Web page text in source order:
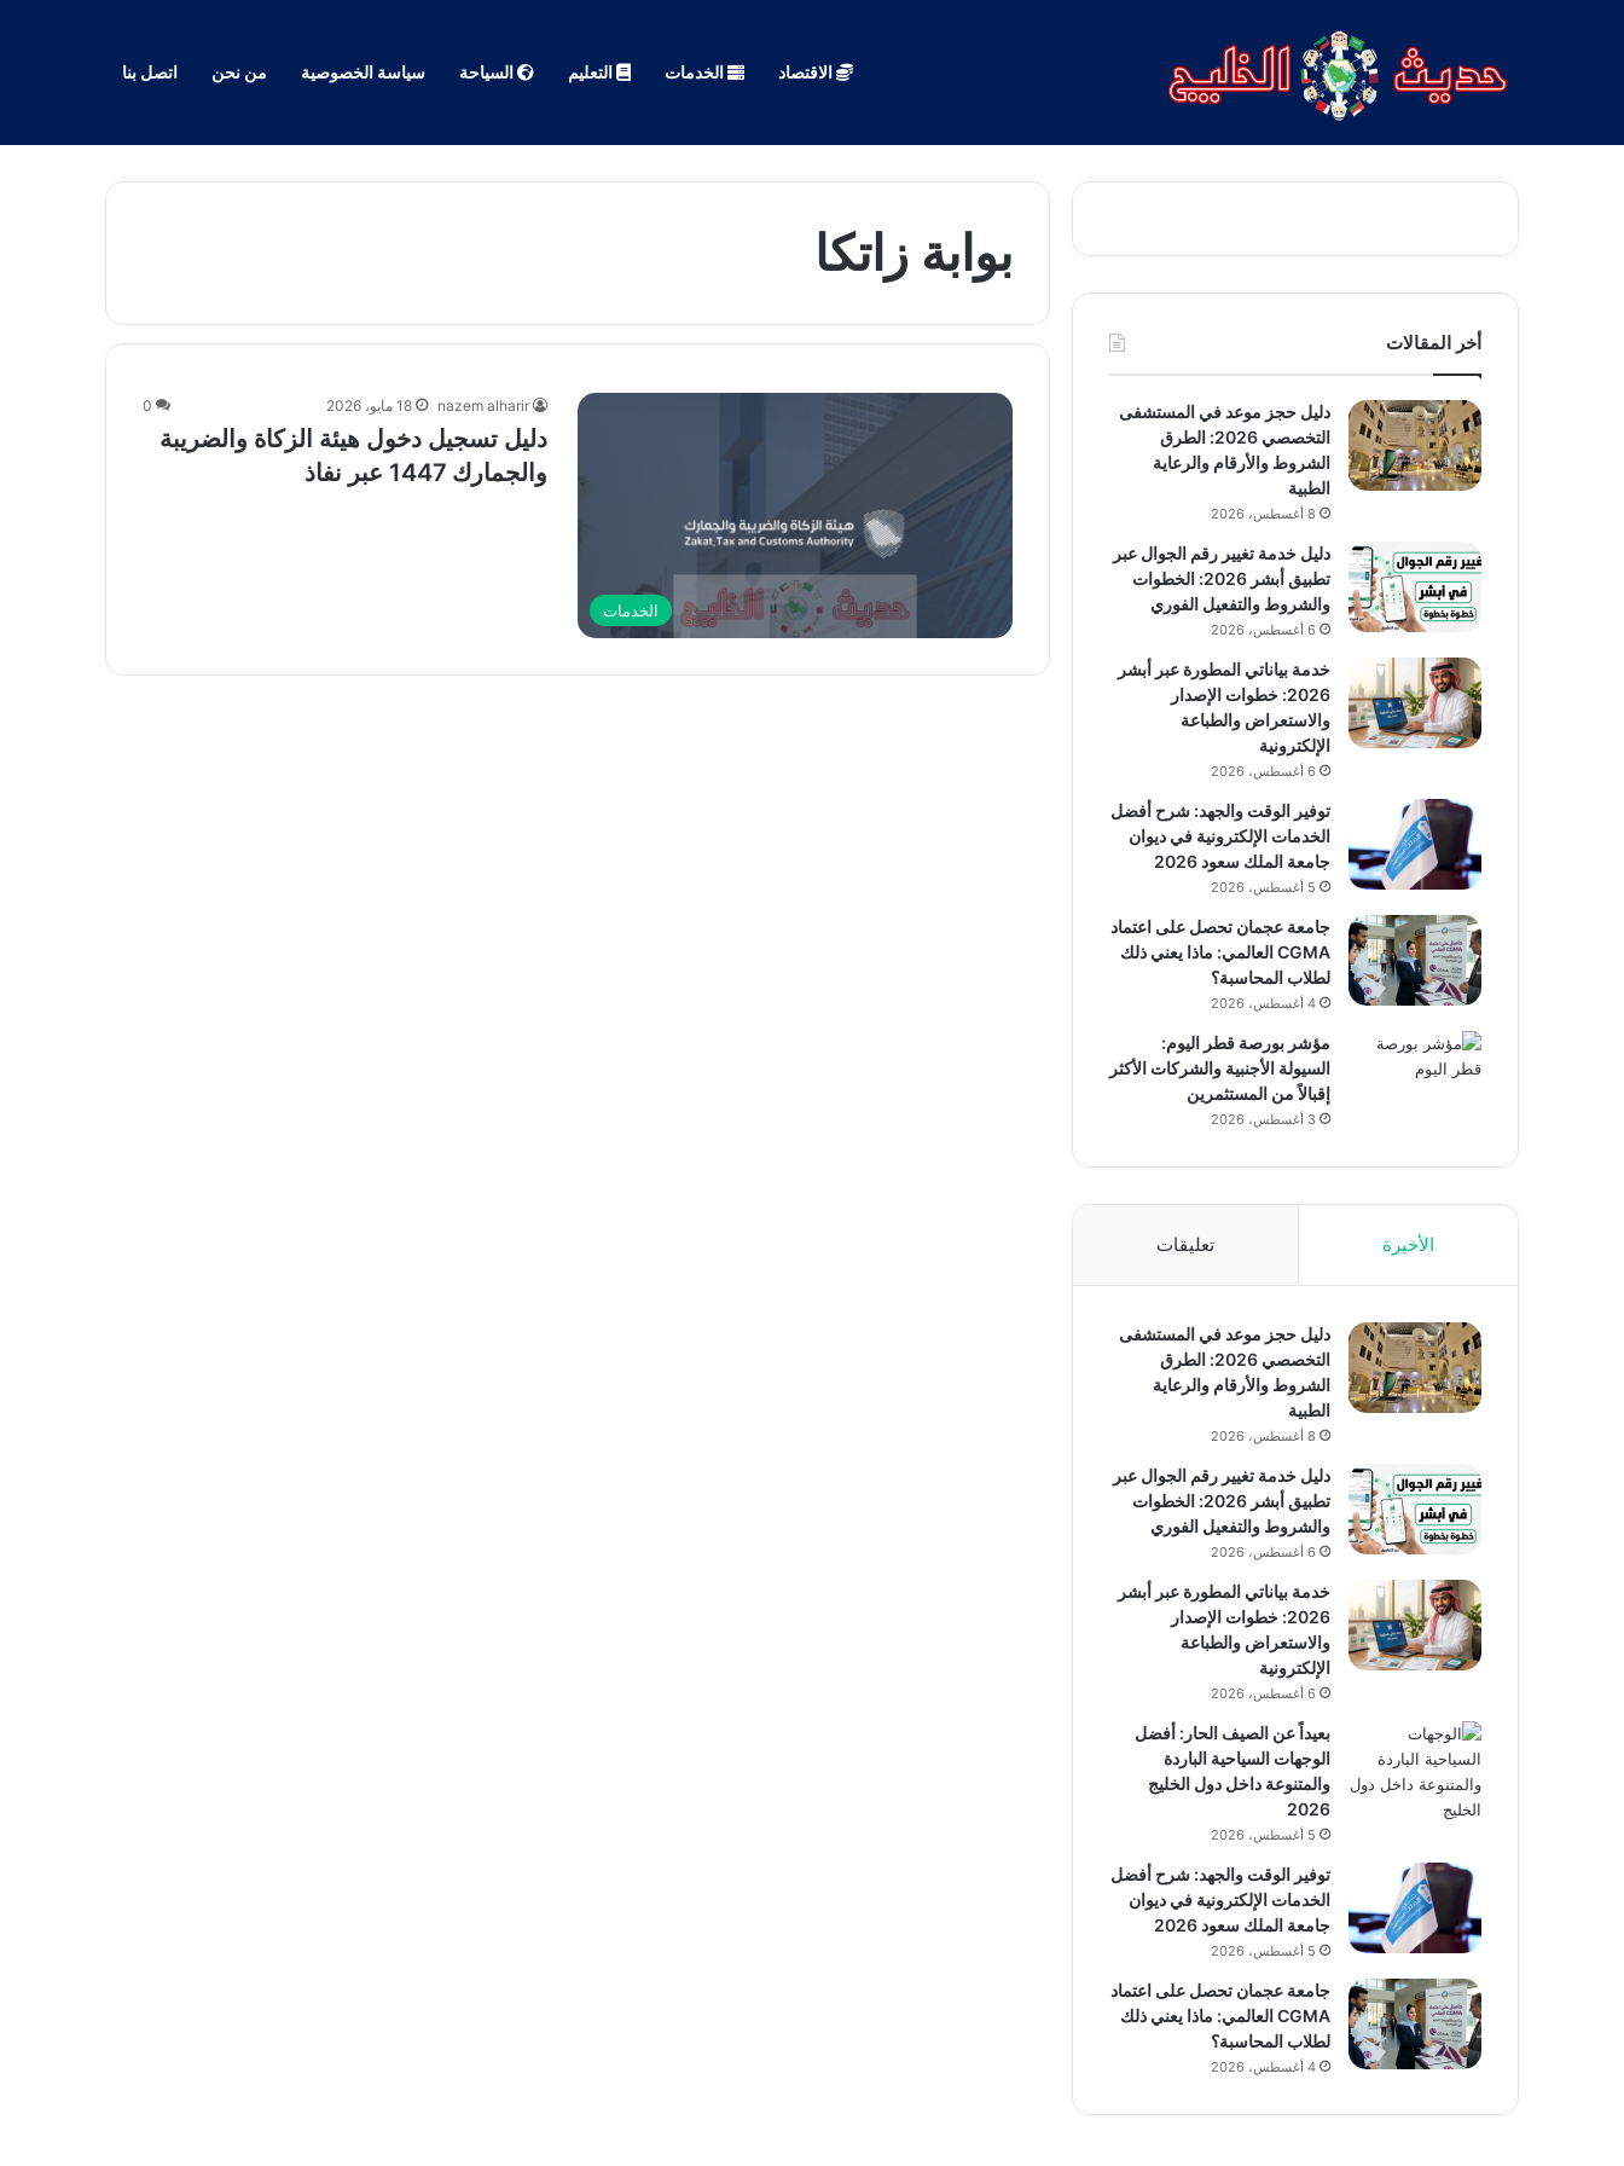
الاقتصاد الخدمات التعليم السياحة سياسة الخصوصية من نحن اتصل بنا
بوابة زاتكا
الخدمات
nazem alharir 18 مايو، 2026 0
دليل تسجيل دخول هيئة الزكاة والضريبة
والجمارك 1447 عبر نفاذ
أخر المقالات
دليل حجز موعد في المستشفى
التخصصي 2026: الطرق
الشروط والأرقام والرعاية
الطبية
8 أغسطس، 2026
دليل خدمة تغيير رقم الجوال عبر
تطبيق أبشر 2026: الخطوات
والشروط والتفعيل الفوري
6 أغسطس، 2026
خدمة بياناتي المطورة عبر أبشر
2026: خطوات الإصدار
والاستعراض والطباعة
الإلكترونية
6 أغسطس، 2026
توفير الوقت والجهد: شرح أفضل
الخدمات الإلكترونية في ديوان
جامعة الملك سعود 2026
5 أغسطس، 2026
جامعة عجمان تحصل على اعتماد
CGMA العالمي: ماذا يعني ذلك
لطلاب المحاسبة؟
4 أغسطس، 2026
مؤشر بورصة قطر اليوم:
السيولة الأجنبية والشركات الأكثر
إقبالاً من المستثمرين
3 أغسطس، 2026
الأخيرة تعليقات
دليل حجز موعد في المستشفى
التخصصي 2026: الطرق
الشروط والأرقام والرعاية
الطبية
8 أغسطس، 2026
دليل خدمة تغيير رقم الجوال عبر
تطبيق أبشر 2026: الخطوات
والشروط والتفعيل الفوري
6 أغسطس، 2026
خدمة بياناتي المطورة عبر أبشر
2026: خطوات الإصدار
والاستعراض والطباعة
الإلكترونية
6 أغسطس، 2026
بعيداً عن الصيف الحار: أفضل
الوجهات السياحية الباردة
والمتنوعة داخل دول الخليج
2026
5 أغسطس، 2026
توفير الوقت والجهد: شرح أفضل
الخدمات الإلكترونية في ديوان
جامعة الملك سعود 2026
5 أغسطس، 2026
جامعة عجمان تحصل على اعتماد
CGMA العالمي: ماذا يعني ذلك
لطلاب المحاسبة؟
4 أغسطس، 2026